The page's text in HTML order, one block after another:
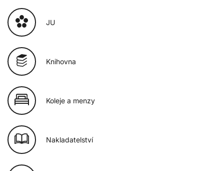
JU
Knihovna
Koleje a menzy
Nakladatelství